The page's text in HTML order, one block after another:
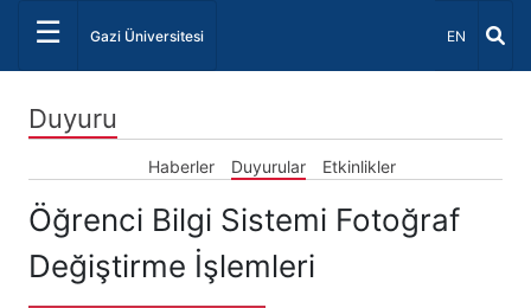
☰ Gazi Üniversitesi Dil Seçiniz
EN
Duyuru
Haberler Duyurular Etkinlikler
Öğrenci Bilgi Sistemi Fotoğraf
Değiştirme İşlemleri